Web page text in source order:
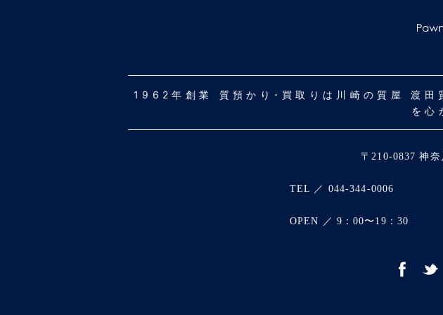
1962年創業 質預かり･買取りは川崎の質屋 渡田
を心
〒210-0837 神
TEL ／ 044-344-0006
OPEN ／ 9：00〜19：30